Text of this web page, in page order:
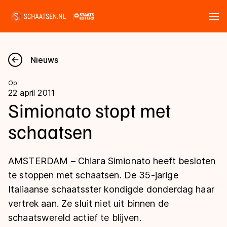
Nieuws
Kalender
Disciplines
Langebaan
Shorttrack
Inlineskaten
Uitslagen
Langebaan
Shorttrack
Marathon
Tijden & historie
Ranglijsten Langebaan
Nieuws
Op
22 april 2011
Simionato stopt met
schaatsen
AMSTERDAM – Chiara Simionato heeft besloten
te stoppen met schaatsen. De 35-jarige
Italiaanse schaatsster kondigde donderdag haar
vertrek aan. Ze sluit niet uit binnen de
schaatswereld actief te blijven.